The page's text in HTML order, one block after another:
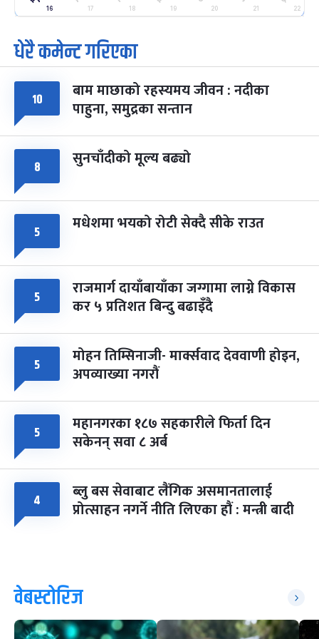
मंगल फाल्गुन २५, २०८३ Mar 9, 2027
७
आइत
पूर्णिमा व्रत
चैत्र ७, २०८३-Mar 21, 2027
८ फागुपूर्णिमा
चैत्र ८, २०८३-Mar 22, 2027
७ महिना बाँकी
16 17 18 19 20 21 22
धेरै कमेन्ट गरिएका
१० बाम माछाको रहस्यमय जीवन : नदीका
पाहुना, समुद्रका सन्तान
८ सुनचाँदीको मूल्य बढ्यो
५ मधेशमा भयको रोटी सेक्दै सीके राउत
५ राजमार्ग दायाँबायाँका जग्गामा लाग्ने विकास
कर ५ प्रतिशत बिन्दु बढाइँदै
५ मोहन तिम्सिनाजी- मार्क्सवाद देववाणी होइन,
अपव्याख्या नगरौं
५ महानगरका १८७ सहकारीले फिर्ता दिन
सकेनन् सवा ८ अर्ब
४ ब्लु बस सेवाबाट लैंगिक असमानतालाई
प्रोत्साहन नगर्ने नीति लिएका हौं : मन्त्री बादी
वेबस्टोरिज